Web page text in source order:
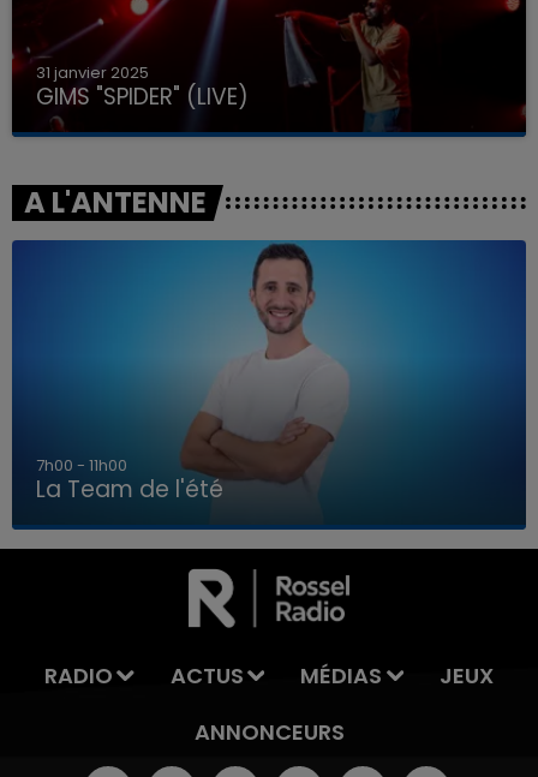
LA TEAM DE L'ÉTÉ
31 janvier 2025
GIMS "SPIDER" (LIVE)
A L'ANTENNE
7h00 - 11h00
La Team de l'été
RADIO ACTUS MÉDIAS
JEUX
ANNONCEURS